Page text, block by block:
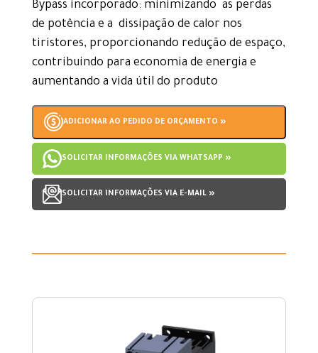
Bypass incorporado: minimizando as perdas
de potência e a dissipação de calor nos
tiristores, proporcionando redução de espaço,
contribuindo para economia de energia e
aumentando a vida útil do produto
ADICIONAR AO PEDIDO DE ORÇAMENTO »
SOLICITAR INFORMAÇÕES VIA WHATSAPP »
SOLICITAR INFORMAÇÕES VIA E-MAIL »